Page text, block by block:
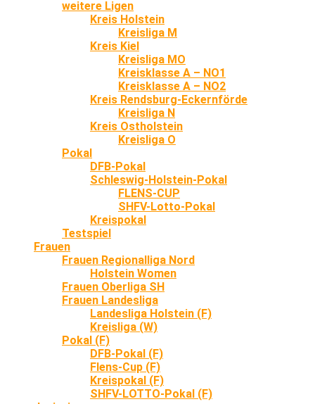
weitere Ligen
Kreis Holstein
Kreisliga M
Kreis Kiel
Kreisliga MO
Kreisklasse A – NO1
Kreisklasse A – NO2
Kreis Rendsburg-Eckernförde
Kreisliga N
Kreis Ostholstein
Kreisliga O
Pokal
DFB-Pokal
Schleswig-Holstein-Pokal
FLENS-CUP
SHFV-Lotto-Pokal
Kreispokal
Testspiel
Frauen
Frauen Regionalliga Nord
Holstein Women
Frauen Oberliga SH
Frauen Landesliga
Landesliga Holstein (F)
Kreisliga (W)
Pokal (F)
DFB-Pokal (F)
Flens-Cup (F)
Kreispokal (F)
SHFV-LOTTO-Pokal (F)